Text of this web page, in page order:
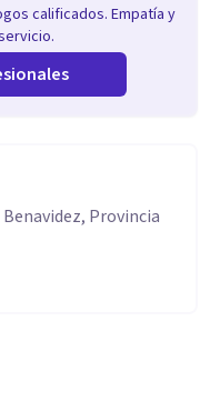
calificados. Empatía y
Provincia